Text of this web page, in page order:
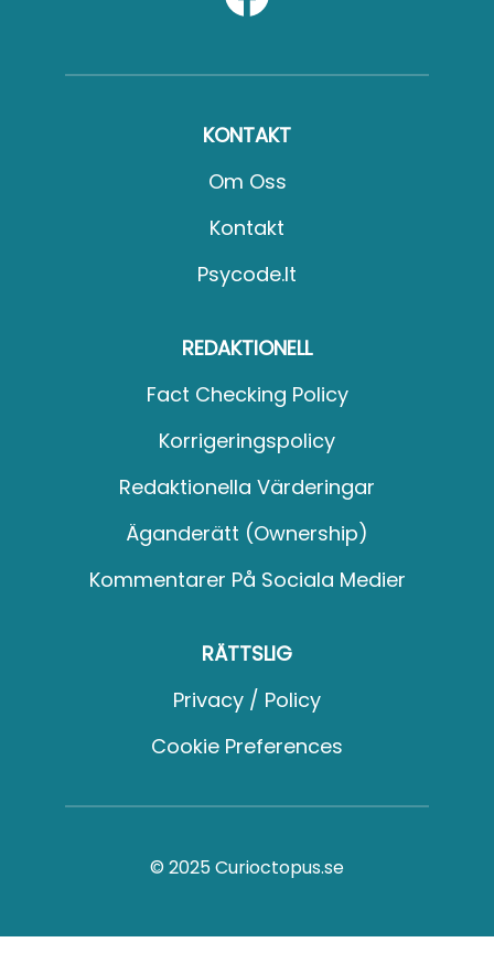
KONTAKT
Om Oss
Kontakt
Psycode.it
REDAKTIONELL
Fact Checking Policy
Korrigeringspolicy
Redaktionella Värderingar
Äganderätt (Ownership)
Kommentarer På Sociala Medier
RÄTTSLIG
Privacy / Policy
Cookie Preferences
© 2025 Curioctopus.se